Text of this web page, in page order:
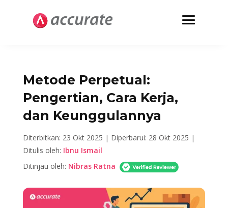
Metode Perpetual:
Pengertian, Cara Kerja,
dan Keunggulannya
Diterbitkan: 23 Okt 2025 | Diperbarui: 28 Okt 2025 |
Ditulis oleh: Ibnu Ismail
Ditinjau oleh: Nibras Ratna